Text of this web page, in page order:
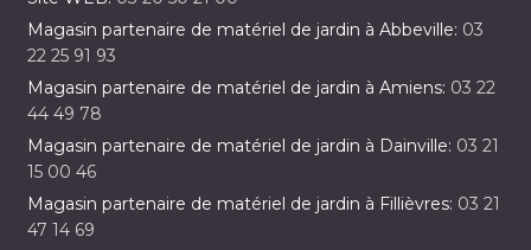
Magasin partenaire de matériel de jardin à Abbeville: 03
22 25 91 93
Magasin partenaire de matériel de jardin à Amiens: 03 22
44 49 78
Magasin partenaire de matériel de jardin à Dainville: 03 21
15 00 46
Magasin partenaire de matériel de jardin à Fillièvres: 03 21
47 14 69